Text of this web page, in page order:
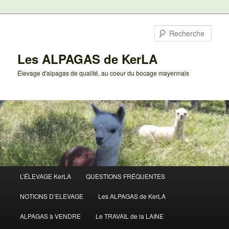
Les ALPAGAS de KerLA
Élevage d'alpagas de qualité, au coeur du bocage mayennais
principal
L’ÉLEVAGE KerLA QUESTIONS FRÉQUENTES
NOTIONS D’ELEVAGE Les ALPAGAS de KerLA
ALPAGAS à VENDRE Le TRAVAIL de la LAINE